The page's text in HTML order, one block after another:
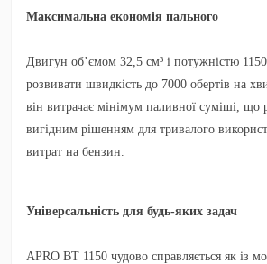
Максимальна економія пального
Двигун об’ємом 32,5 см³ і потужністю
розвивати швидкість до 7000 обертів на
він витрачає мінімум паливної суміші, що
вигідним рішенням для тривалого
витрат на бензин.
Універсальність для будь-яких задач
APRO ВТ 1150 чудово справляється як із